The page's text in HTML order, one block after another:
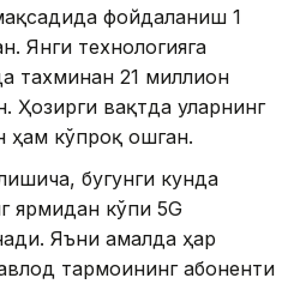
фойдаланиш 1
Янги технологияга
тахминан 21 миллион
Ҳозирги вақтда уларнинг
ҳам кўпроқ ошган.
бугунги кунда
ярмидан кўпи 5G
Яъни амалда ҳар
тармоғининг абоненти